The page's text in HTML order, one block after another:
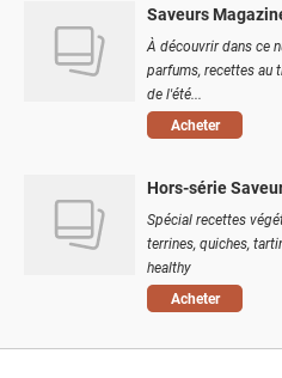
Saveurs
À découvrir dans ce
parfums, recettes au
de l'été...
Acheter
Hors-série
Spécial recettes
terrines, quiches,
healthy
Acheter